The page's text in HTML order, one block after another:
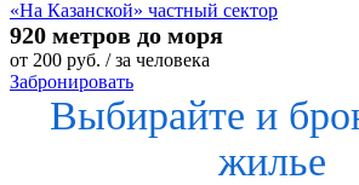
«На Казанской» частный сектор
920 метров до моря
от 200 руб. / за человека
Забронировать
Выбирайте и
жилье